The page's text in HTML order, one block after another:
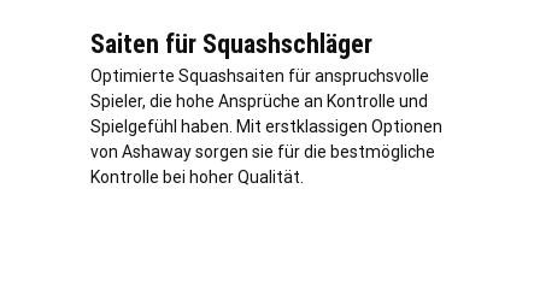
Saiten für Squashschläger
Optimierte Squashsaiten für anspruchsvolle
Spieler, die hohe Ansprüche an Kontrolle und
Spielgefühl haben. Mit erstklassigen Optionen
von Ashaway sorgen sie für die bestmögliche
Kontrolle bei hoher Qualität.